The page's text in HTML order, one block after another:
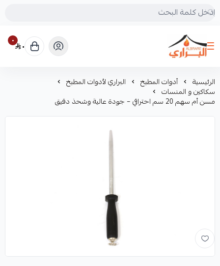
البراري للرحلات
٠ ٠
الرئيسية أدوات المطبخ البراري لأدوات المطبخ
سكاكين و المنسات
مسن أم سهم 20 سم احترافي – جودة عالية وشحذ دقيق